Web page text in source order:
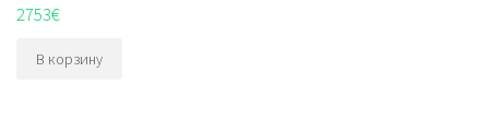
2753€
В корзину